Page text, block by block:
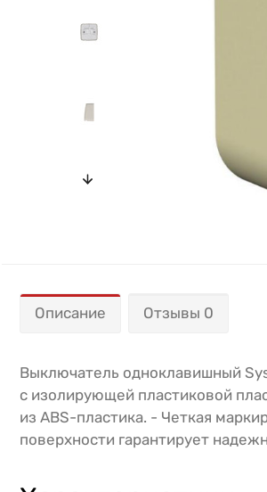
Описание Отзывы 0
Выключатель одноклавишный
с изолирующей пластиковой
из ABS-пластика. - Четкая
поверхности гарантирует